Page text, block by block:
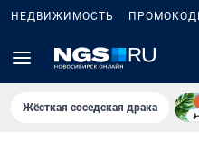
НЕДВИЖИМОСТЬ
Жёсткая соседская драка